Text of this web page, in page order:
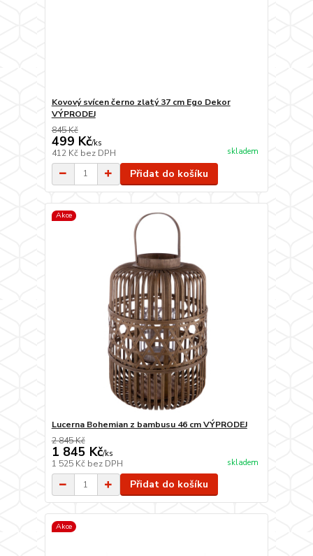
Kovový svícen černo zlatý 37 cm Ego Dekor
VÝPRODEJ
845 Kč
499 Kč/ks
412 Kč bez DPH skladem
Přidat do košíku
Akce
Lucerna Bohemian z bambusu 46 cm VÝPRODEJ
2 845 Kč
1 845 Kč/ks
1 525 Kč bez DPH skladem
Přidat do košíku
Akce